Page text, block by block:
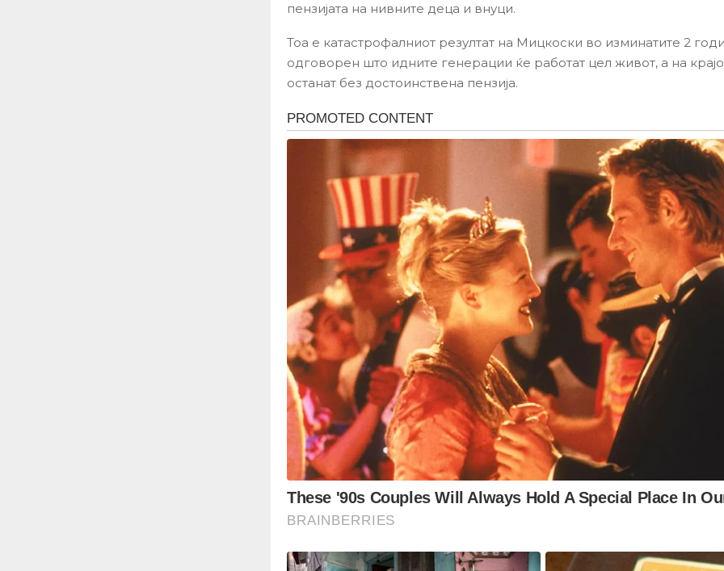
пензијата на нивните деца и внуци.
Тоа е катастрофалниот резултат на Мицкоски во изминатите 2
одговорен што идните генерации ќе работат цел живот, а на
останат без достоинствена пензија.